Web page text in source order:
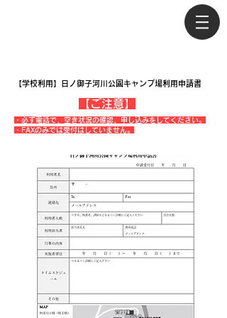
【学校利用】日ノ御子河川公園キャンプ場利用申請書
【ご注意】
・必ず電話で、空き状況の確認、申し込みをしてください。
​・FAXのみでは受付はしていません。